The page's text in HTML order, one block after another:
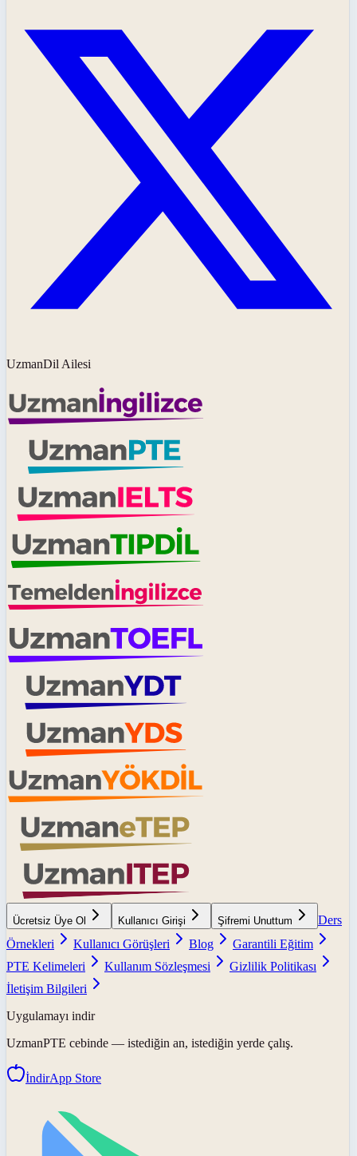
UzmanDil Ailesi
Ücretsiz Üye Ol Kullanıcı Girişi Şifremi Unuttum
Ders
Örnekleri
Kullanıcı Görüşleri Blog
Garantili Eğitim
PTE Kelimeleri
Kullanım Sözleşmesi
Gizlilik Politikası
İletişim Bilgileri
Uygulamayı indir
UzmanPTE cebinde — istediğin an, istediğin yerde çalış.
İndirApp Store